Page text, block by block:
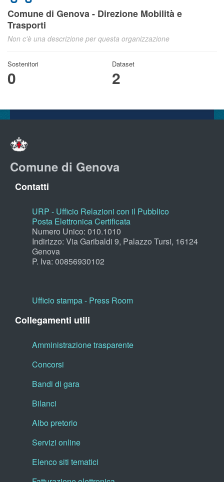
Comune di Genova - Direzione Mobilità e
Trasporti
Non c'è una descrizione per questa organizzazione
Sostenitori
0
Dataset
2
Comune di Genova
Contatti
URP - Ufficio Relazioni con il Pubblico
Posta Elettronica Certificata
Numero Unico: 010.1010
Indirizzo: Via Garibaldi 9, Palazzo Tursi, 16124
Genova
P. Iva: 00856930102
Ufficio stampa - Press Room
Collegamenti utili
Amministrazione trasparente
Concorsi
Bandi di gara
Bilanci
Albo pretorio
Servizi online
Elenco siti tematici